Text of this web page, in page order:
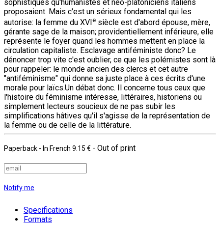
sophistiqués qu'humanistes et néo-platoniciens italiens
proposaient. Mais c'est un sérieux fondamental qui les
autorise: la femme du XVI e siècle est d'abord épouse, mère,
gérante sage de la maison; providentiellement inférieure, elle
représente le foyer quand les hommes mettent en place la
circulation capitaliste. Esclavage antiféministe donc? Le
dénoncer trop vite c'est oublier, ce que les polémistes sont là
pour rappeler: le monde ancien des clercs et cet autre
"antiféminisme" qui donne sa juste place à ces écrits d'une
morale pour laïcs.Un débat donc. Il concerne tous ceux que
l'histoire du féminisme intéresse, littéraires, historiens ou
simplement lecteurs soucieux de ne pas subir les
simplifications hâtives qu'il s'agisse de la représentation de
la femme ou de celle de la littérature.
Paperback - In French 9.15 € - Out of print
Notify me
Specifications
Formats